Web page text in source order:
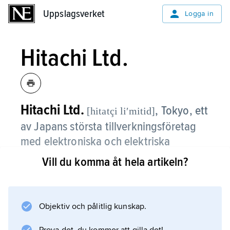
Uppslagsverket Logga in
Hitachi Ltd.
Hitachi Ltd. [hitatçi liʹmitid], Tokyo, ett
av Japans största tillverkningsföretag
med elektroniska och elektriska
produkter som huvudinriktning, grundat
av stordatorer och halvledare. Andra viktiga
Vill du komma åt hela artikeln?
Objektiv och pålitlig kunskap.